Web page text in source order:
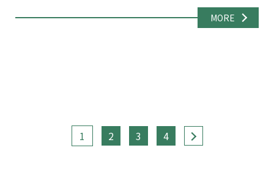
業期間とさせていただきます。 休業期間2024年12月28日
（土）～2024年1月5日（日） 休業期間中のお問い合わ […]
MORE
1 2 3 4 >